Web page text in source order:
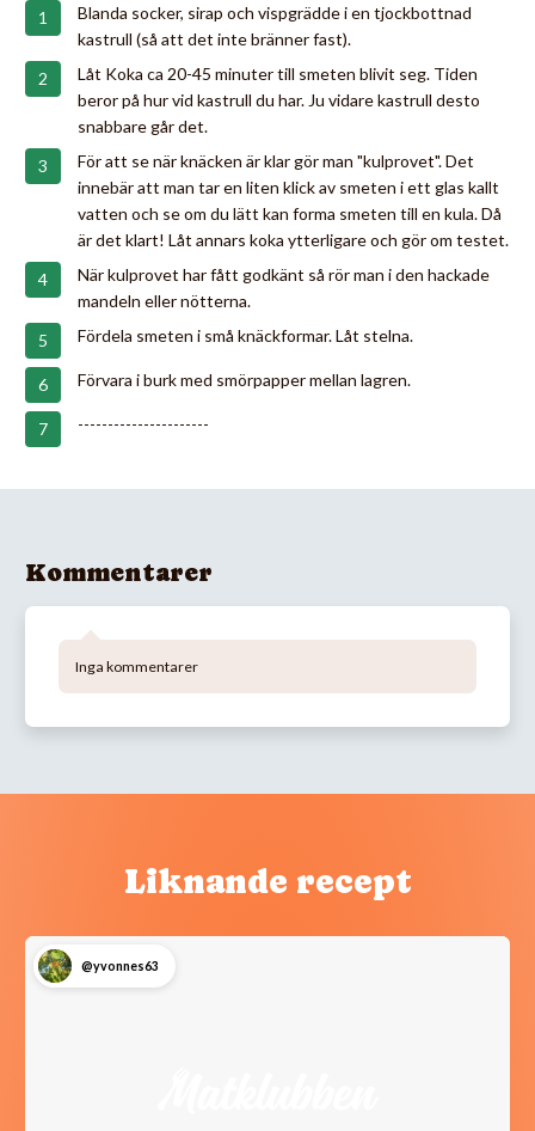
Blanda socker, sirap och vispgrädde i en tjockbottnad
kastrull (så att det inte bränner fast).
Låt Koka ca 20-45 minuter till smeten blivit seg. Tiden
beror på hur vid kastrull du har. Ju vidare kastrull desto
snabbare går det.
För att se när knäcken är klar gör man "kulprovet". Det
innebär att man tar en liten klick av smeten i ett glas kallt
vatten och se om du lätt kan forma smeten till en kula. Då
är det klart! Låt annars koka ytterligare och gör om testet.
När kulprovet har fått godkänt så rör man i den hackade
mandeln eller nötterna.
Fördela smeten i små knäckformar. Låt stelna.
Förvara i burk med smörpapper mellan lagren.
----------------------
Kommentarer
Inga kommentarer
Liknande recept
@yvonnes63